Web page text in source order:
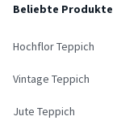
Beliebte Produkte
Hochflor Teppich
Vintage Teppich
Jute Teppich